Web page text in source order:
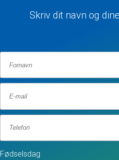
Skriv dit navn og
Fødselsdag